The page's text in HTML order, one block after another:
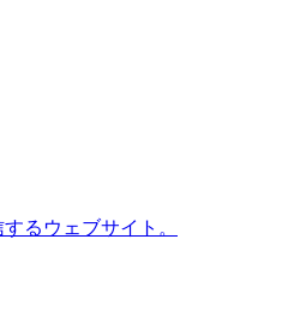
るウェブサイト。